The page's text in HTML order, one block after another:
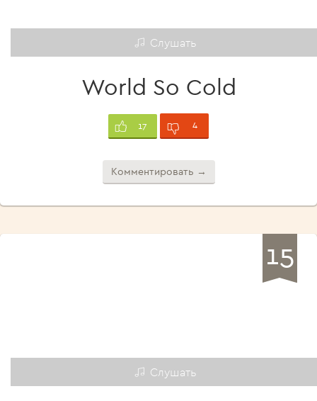
Слушать
World So Cold
17 4
Комментировать →
15
Слушать